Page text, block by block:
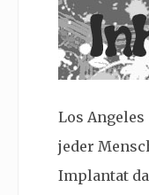
Los Angeles
jeder
Implantat